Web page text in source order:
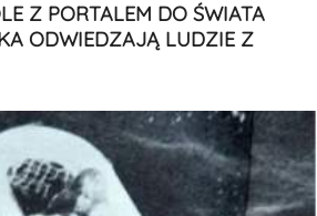
Z PORTALEM DO ŚWIATA
ODWIEDZAJĄ LUDZIE Z